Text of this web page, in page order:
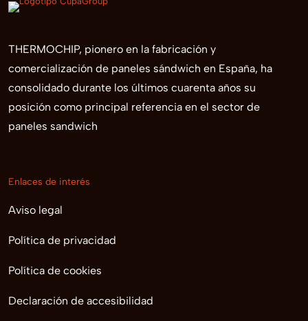
THERMOCHIP, pionero en la fabricación y
comercialización de paneles sándwich en España, ha
consolidado durante los últimos cuarenta años su
posición como principal referencia en el sector de
paneles sandwich
Enlaces de interés
Aviso legal
Política de privacidad
Política de cookies
Declaración de accesibilidad